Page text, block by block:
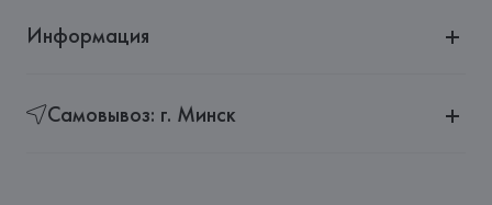
Информация
Самовывоз: г. Минск